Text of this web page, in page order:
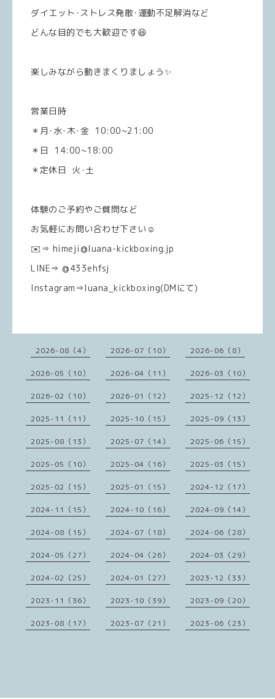
ダイエット･ストレス発散･運動不足解消など
どんな目的でも大歓迎です😆
楽しみながら動きまくりましょう✨
営業日時
＊月･水･木･金 10:00~21:00
＊日 14:00~18:00
＊定休日 火･土
体験のご予約やご質問など
お気軽にお問い合わせ下さい☺️
✉️⇒ himeji@luana-kickboxing.jp
LINE⇒ @433ehfsj
Instagram⇒luana_kickboxing(DMにて)
2026-08（4） 2026-07（10） 2026-06（8）
2026-05（10） 2026-04（11） 2026-03（10）
2026-02（10） 2026-01（12） 2025-12（12）
2025-11（11） 2025-10（15） 2025-09（13）
2025-08（13） 2025-07（14） 2025-06（15）
2025-05（10） 2025-04（16） 2025-03（15）
2025-02（15） 2025-01（15） 2024-12（17）
2024-11（15） 2024-10（16） 2024-09（14）
2024-08（15） 2024-07（18） 2024-06（28）
2024-05（27） 2024-04（26） 2024-03（29）
2024-02（25） 2024-01（27） 2023-12（33）
2023-11（36） 2023-10（39） 2023-09（20）
2023-08（17） 2023-07（21） 2023-06（23）